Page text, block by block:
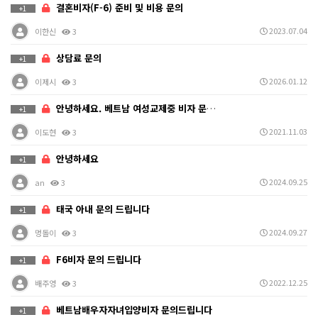
+1 결혼비자(F-6) 준비 및 비용 문의
이한신 3 2023.07.04
+1 상담료 문의
이제시 3 2026.01.12
+1 안녕하세요. 베트남 여성교제중 비자 문제로 문의 드립니…
이도현 3 2021.11.03
+1 안녕하세요
an 3 2024.09.25
+1 태국 아내 문의 드립니다
멍돌이 3 2024.09.27
+1 F6비자 문의 드립니다
배주영 3 2022.12.25
+1 베트남배우자자녀입양비자 문의드립니다